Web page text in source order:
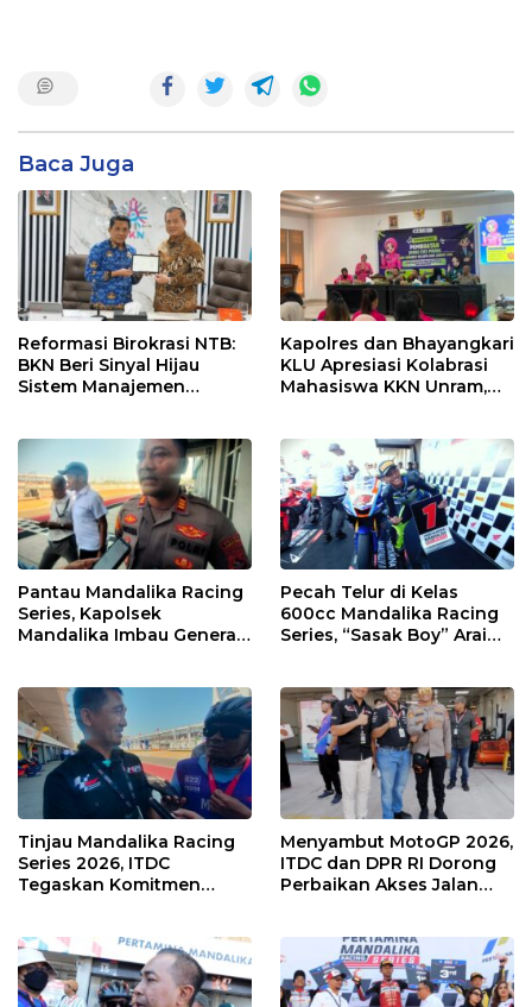
Baca Juga
Reformasi Birokrasi NTB:
BKN Beri Sinyal Hijau
Sistem Manajemen
Kapolres dan Bhayangkari
KLU Apresiasi Kolabrasi
Mahasiswa KKN Unram,
Pantau Mandalika Racing
Series, Kapolsek
Mandalika Imbau Generasi
Pecah Telur di Kelas
600cc Mandalika Racing
Series, “Sasak Boy” Arai
Tinjau Mandalika Racing
Series 2026, ITDC
Tegaskan Komitmen
Kawasan
Menyambut MotoGP 2026,
ITDC dan DPR RI Dorong
Perbaikan Akses Jalan